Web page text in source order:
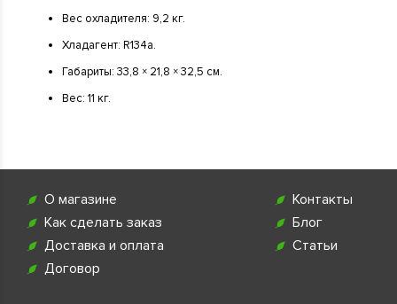
Вес охладителя: 9,2 кг.
Хладагент: R134a.
Габариты: 33,8 × 21,8 × 32,5 см.
Вес: 11 кг.
О магазине
Как сделать заказ
Доставка и оплата
Договор
Контакты
Блог
Статьи